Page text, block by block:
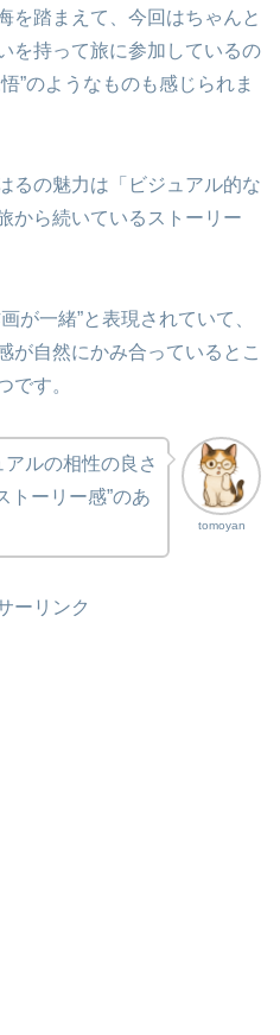
を踏まえて、今回はちゃんと
を持って旅に参加しているの
”のようなものも感じられま
るの魅力は「ビジュアル的な
から続いているストーリー
が一緒”と表現されていて、
が自然にかみ合っているとこ
です。
tomoyan
ルの相性の良さ
トーリー感”のあ
ーリンク